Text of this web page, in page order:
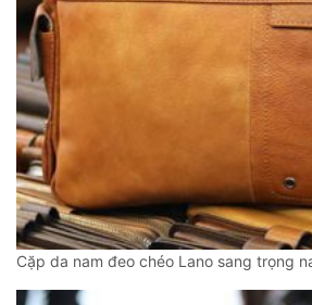
Cặp da nam đeo chéo Lano sang trọng